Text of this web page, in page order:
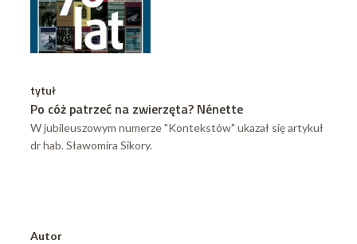
tytuł
Po cóż patrzeć na zwierzęta? Nénette
W jubileuszowym numerze "Kontekstów" ukazał się artykuł
dr hab. Sławomira Sikory.
Autor